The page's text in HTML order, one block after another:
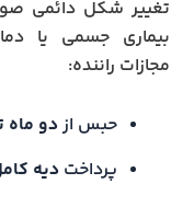
تغییر شکل دائمی
بیماری جسمی یا
مجازات راننده:
حبس ازدو ماه
پرداختدیه